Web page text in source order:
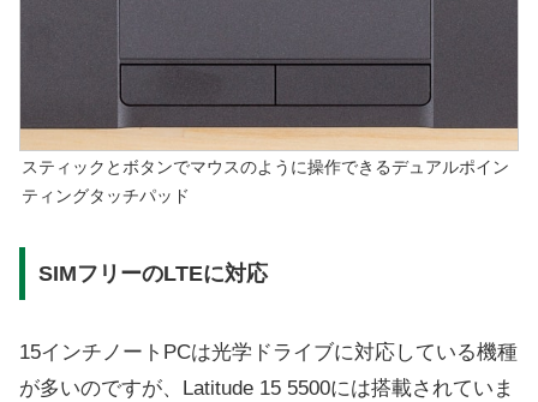
スティックとボタンでマウスのように操作できるデュアルポイン
ティングタッチパッド
SIMフリーのLTEに対応
15インチノートPCは光学ドライブに対応している機種
が多いのですが、Latitude 15 5500には搭載されていま